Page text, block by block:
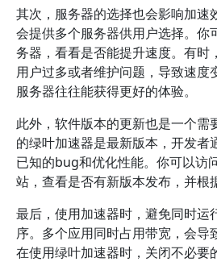
其次，服务器的选择也会影响加速
会提供多个服务器供用户选择。你
务器，看看是否能提升速度。有时
用户过多或者维护问题，导致速度
服务器往往能获得更好的体验。
此外，软件版本的更新也是一个需
的绿叶加速器是最新版本，开发者
已知的bug和优化性能。你可以访
站，查看是否有新版本发布，并根
最后，使用加速器时，避免同时运
序。多个应用同时占用带宽，会导
在使用绿叶加速器时，关闭不必要